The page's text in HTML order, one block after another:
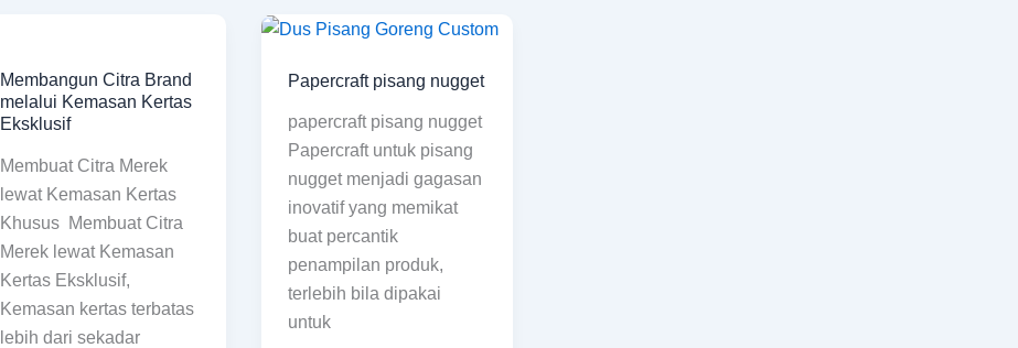
Membangun Citra Brand
melalui Kemasan Kertas
Eksklusif
Membuat Citra Merek
lewat Kemasan Kertas
Khusus Membuat Citra
Merek lewat Kemasan
Kertas Eksklusif,
Kemasan kertas terbatas
lebih dari sekadar
Brand
melalui
Kertas
Eksklusif
Papercraft pisang nugget
papercraft pisang nugget
Papercraft untuk pisang
nugget menjadi gagasan
inovatif yang memikat
buat percantik
penampilan produk,
terlebih bila dipakai
untuk
Papercraft
nugget